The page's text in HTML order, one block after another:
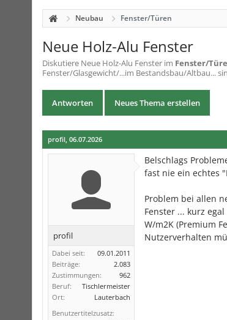
Neubau Fenster/Türen
Neue Holz-Alu Fenster
Diskutiere Neue Holz-Alu Fenster im Fenster/
Fenster/Glasgewicht/...im Bestandsbau/Altbau...
Antworten Neues Thema erstellen
profil, 06.07.2026
profil
Dabei seit:
09.01.2011
Beiträge:
2.083
Zustimmungen:
962
Beruf:
Tischlermeister
Ort:
Lauterbach
Benutzertitelzusatz:
Belschlags
fast nie ein echtes
Problem bei allen
Fenster ... kurz
W/m2K (Premium
Nutzerverhalten